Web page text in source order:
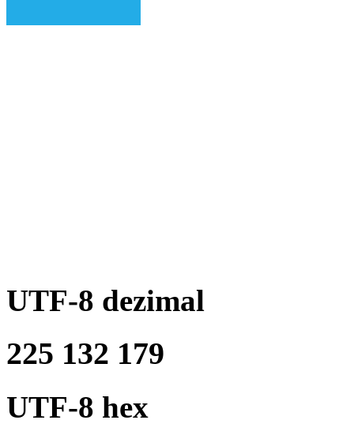
UTF-8 dezimal
225 132 179
UTF-8 hex